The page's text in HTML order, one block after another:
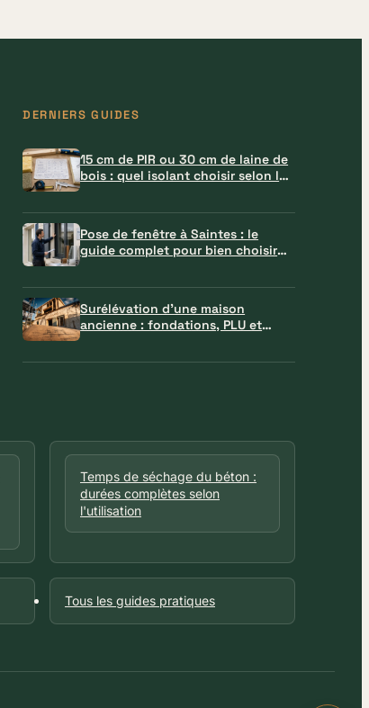
DERNIERS GUIDES
15 cm de PIR ou 30 cm de laine de
bois : quel isolant choisir selon la
Pose de fenêtre à Saintes : le
guide complet pour bien choisir
Surélévation d’une maison
ancienne : fondations, PLU et
Temps de séchage du béton :
durées complètes selon
l'utilisation
Tous les guides pratiques